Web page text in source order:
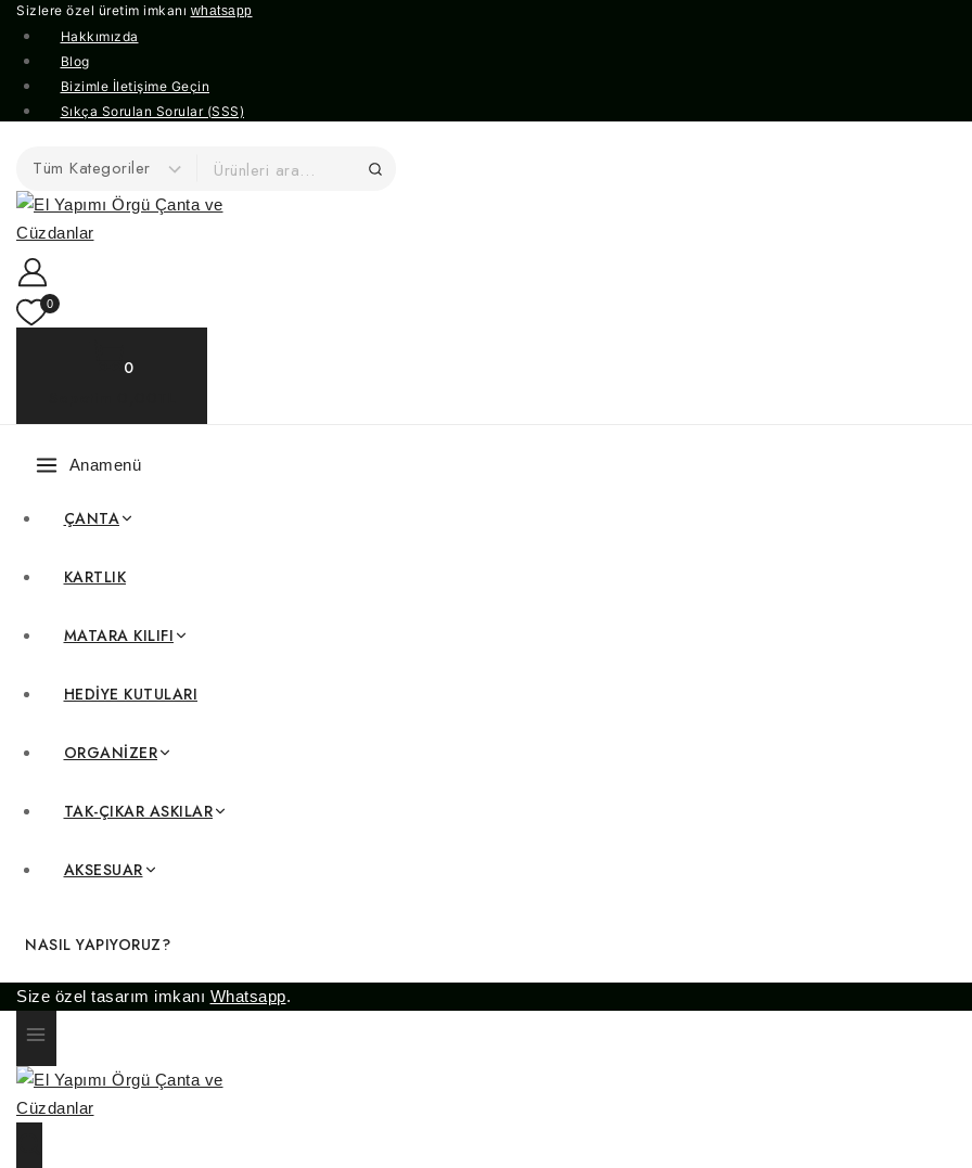
Sizlere özel üretim imkanı whatsapp
Hakkımızda
Blog
Bizimle İletişime Geçin
Sıkça Sorulan Sorular (SSS)
0
0
Anamenü
ÇANTA
KARTLIK
MATARA KILIFI
HEDIYE KUTULARI
ORGANIZER
TAK-ÇIKAR ASKILAR
AKSESUAR
NASIL YAPIYORUZ?
Size özel tasarım imkanı Whatsapp.